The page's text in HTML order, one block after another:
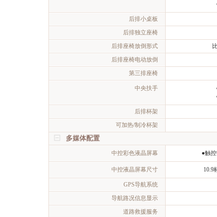
后排小桌板
后排独立座椅
后排座椅放倒形式
后排座椅电动放倒
第三排座椅
中央扶手
后排杯架
可加热/制冷杯架
多媒体配置
中控彩色液晶屏幕 ●触
中控液晶屏幕尺寸 10.9
GPS导航系统
导航路况信息显示
道路救援服务